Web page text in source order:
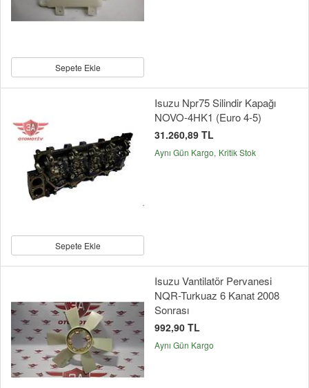
Sepete Ekle
Sepete Ekle
Isuzu Npr75 Silindir Kapağı
NOVO-4HK1 (Euro 4-5)
31.260,89 TL
Aynı Gün Kargo Kritik Stok
Isuzu Vantilatör Pervanesi
NQR-Turkuaz 6 Kanat 2008
Sonrası
992,90 TL
Aynı Gün Kargo